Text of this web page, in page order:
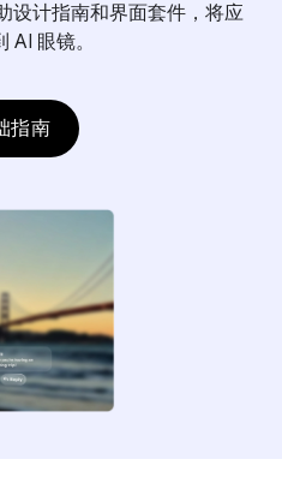
设计指南和界面套件，将应
AI 眼镜。
指南